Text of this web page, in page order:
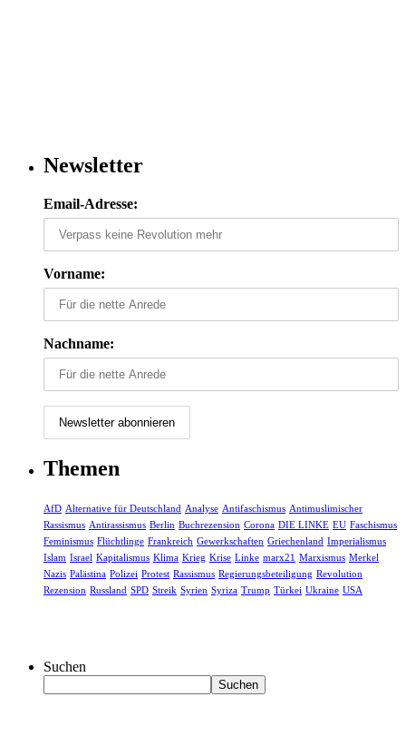
Newsletter
Email-Adresse:
Vorname:
Nachname:
Themen
AfD Alternative für Deutschland Analyse Antifaschismus Antimuslimischer
Rassismus Antirassismus Berlin Buchrezension Corona DIE LINKE EU Faschismus
Feminismus Flüchtlinge Frankreich Gewerkschaften Griechenland Imperialismus
Islam Israel Kapitalismus Klima Krieg Krise Linke marx21 Marxismus Merkel
Nazis Palästina Polizei Protest Rassismus Regierungsbeteiligung Revolution
Rezension Russland SPD Streik Syrien Syriza Trump Türkei Ukraine USA
Suchen
Suchen